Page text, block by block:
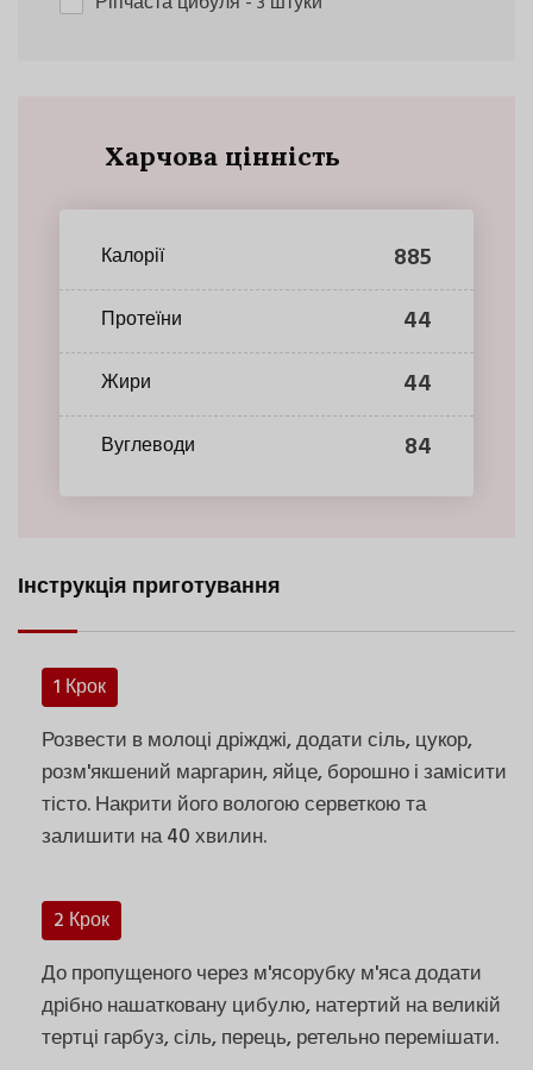
Харчова цінність
Калорії 885
Протеїни 44
Жири 44
Вуглеводи 84
Інструкція приготування
1 Крок
Розвести в молоці дріжджі, додати сіль, цукор,
розм'якшений маргарин, яйце, борошно і замісити
тісто. Накрити його вологою серветкою та
залишити на 40 хвилин.
2 Крок
До пропущеного через м'ясорубку м'яса додати
дрібно нашатковану цибулю, натертий на великій
тертці гарбуз, сіль, перець, ретельно перемішати.